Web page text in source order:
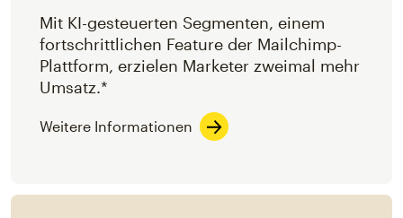
Mit KI-gesteuerten Segmenten, einem
fortschrittlichen Feature der Mailchimp-
Plattform, erzielen Marketer zweimal mehr
Umsatz.*
Weitere Informationen